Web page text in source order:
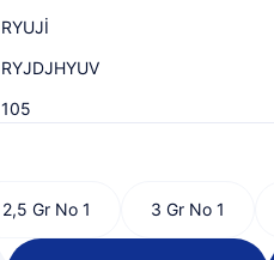
RYUJİ
RYJDJHYUV
105
2,5 Gr No 1 3 Gr No 1